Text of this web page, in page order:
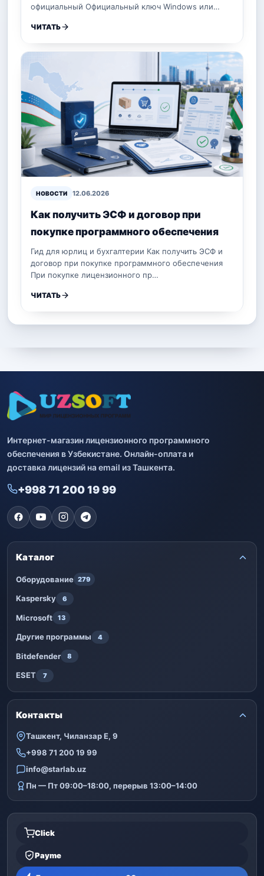
официальный Официальный ключ Windows или…
ЧИТАТЬ
НОВОСТИ 12.06.2026
Как получить ЭСФ и договор при
покупке программного обеспечения
Гид для юрлиц и бухгалтерии Как получить ЭСФ и
договор при покупке программного обеспечения
При покупке лицензионного пр…
ЧИТАТЬ
Интернет-магазин лицензионного программного
обеспечения в Узбекистане. Онлайн-оплата и
доставка лицензий на email из Ташкента.
+998 71 200 19 99
Каталог
Оборудование 279
Kaspersky 6
Microsoft 13
Другие программы 4
Bitdefender 8
ESET 7
Контакты
Ташкент, Чиланзар Е, 9
+998 71 200 19 99
info@starlab.uz
Пн — Пт 09:00–18:00, перерыв 13:00–14:00
Click
Payme